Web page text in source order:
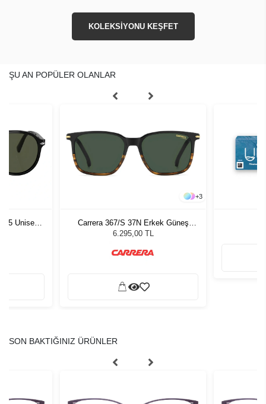
KOLEKSİYONU KEŞFET
ŞU AN POPÜLER OLANLAR
Unisex
+3
Carrera 367/S 37N Erkek Güneş
Gözlüğü
6.295,00 TL
SON BAKTIĞINIZ ÜRÜNLER